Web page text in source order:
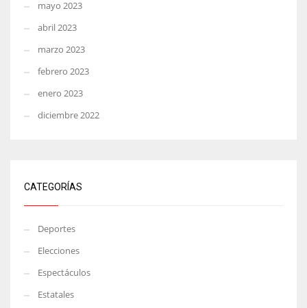
mayo 2023
abril 2023
marzo 2023
febrero 2023
enero 2023
diciembre 2022
CATEGORÍAS
Deportes
Elecciones
Espectáculos
Estatales